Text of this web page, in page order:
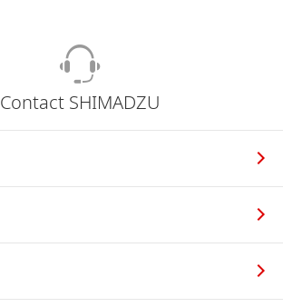
Contact SHIMADZU